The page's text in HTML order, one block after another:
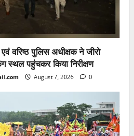
एवं वरिष्ठ पुलिस अधीक्षक ने जीरो
स्थल पहुंचकर किया निरीक्षण
August 7, 2026 0